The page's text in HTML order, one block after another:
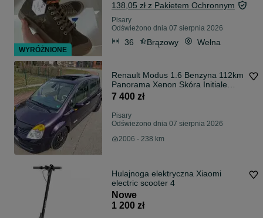
138,05 zł z Pakietem Ochronnym
Pisary
Odświeżono dnia 07 sierpnia 2026
36 Brązowy Wełna
Renault Modus 1.6 Benzyna 112km
Panorama Xenon Skóra Initiale
Paris
7 400 zł
Pisary
Odświeżono dnia 07 sierpnia 2026
2006 - 238 km
Hulajnoga elektryczna Xiaomi
electric scooter 4
Nowe
1 200 zł
WYRÓŻNIONE